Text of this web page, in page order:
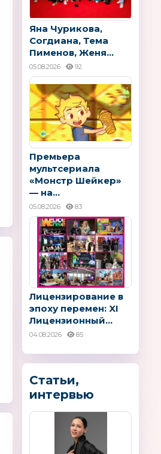
Яна Чурикова,
Согдиана, Тема
Пименов, Женя...
05.08.2026 92
Премьера
мультсериала
«Монстр Шейкер»
— на...
05.08.2026 83
Лицензирование в
эпоху перемен: XI
Лицензионный...
04.08.2026 85
Статьи,
интервью